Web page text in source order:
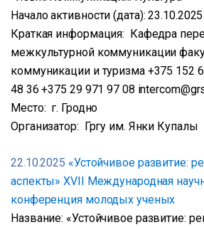
Начало активности (дата): 23.10.2025
Краткая информация: Кафедра
межкультурной коммуникации
коммуникации и туризма +375 152
48 36 +375 29 971 97 08
Место: г. Гродно
Организатор: Гргу им. Янки Купалы
22.10.2025 «Устойчивое развитие:
аспекты» XVII Международная
конференция молодых ученых
Название: «Устойчивое развитие: